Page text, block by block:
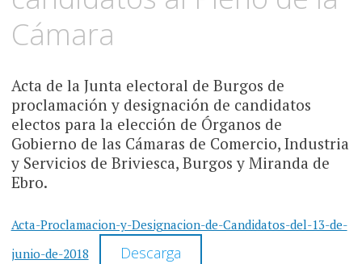
Cámara
Acta de la Junta electoral de Burgos de
proclamación y designación de candidatos
electos para la elección de Órganos de
Gobierno de las Cámaras de Comercio, Industria
y Servicios de Briviesca, Burgos y Miranda de
Ebro.
Acta-Proclamacion-y-Designacion-de-Candidatos-del-13-de-
junio-de-2018
Descarga